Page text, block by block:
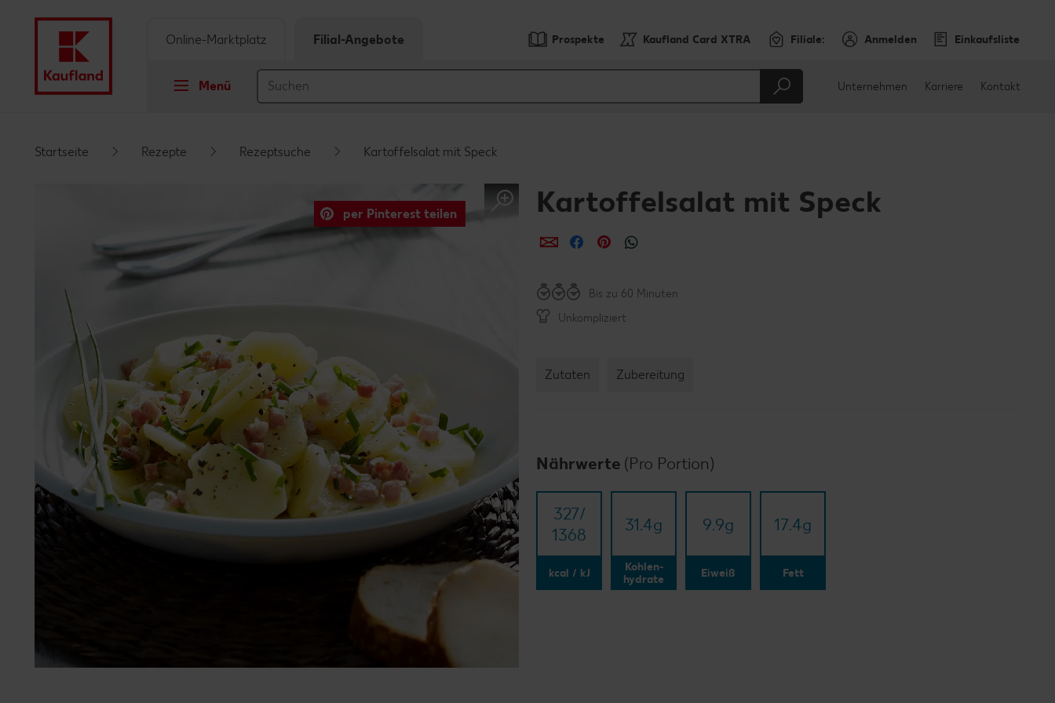
Schwebender Seitenbereich
Prospekte Kaufland Card XTRA Filiale: Anmelden Einkaufsliste
Menü
Online-Marktplatz Filial-Angebote
Unternehmen Karriere Kontakt
Startseite Rezepte Rezeptsuche Kartoffelsalat mit Speck
per Pinterest teilen Kartoffelsalat mit Speck
per E-Mail teilen
per Facebook teilen
per Pinterest teilen
Bis zu 60 Minuten
Unkompliziert
Zutaten Zubereitung
Nährwerte (Pro Portion)
327/​
1368
kcal / kJ
31.4g
Kohlen-
hydrate
9.9g
Eiweiß
17.4g
Fett